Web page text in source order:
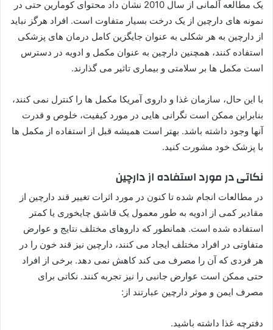
یک مطالعه آلمانی از سال 2010 نشان داد محتوای کومارین حتی در
نمونه های دارچین از یک درخت بسیار متفاوت است. افراد هرگز نباید
از دارچین به هر شکلی به عنوان جایگزین کامل درمان های پزشکی
استفاده کنند، همچنین دارچین به عنوان مکمل و ادویه در دسترس
است مکمل ها بر سلامتی و بیماری تاثیر می گذارند.
با این حال، سازمان غذا و داروی آمریکا مکمل ها را کنترل نمی کنند،
بنابراین ممکن است نگرانی هایی در مورد کیفیت، خلوص و قدرت
آنها وجود داشته باشد. بهتر است همیشه قبل از استفاده از مکمل ها
با پزشک خود مشورت کنید.
نکاتی در مورد استفاده از دارچین
در مطالعات انجام شده تا کنون در مورد اثرات تغییر قند دارچین از
مقادیر کمی از ادویه به طور معمول یک قاشق چایخوری یا کمتر
استفاده شده است. همانطور که داروهای مختلف نتایج و عوارض
متفاوتی در افراد مختلف ایجاد می کنند، دارچین نیز قند خون را در
هر فردی که آن را مصرف می کند کاهش نمی دهد. برخی از افراد
حتی ممکن است عوارض جانبی را نیز تجربه کنند. نکاتی برای
مصرف ایمن و موثر دارچین عبارتند از:
دفترچه غذا داشته باشید.